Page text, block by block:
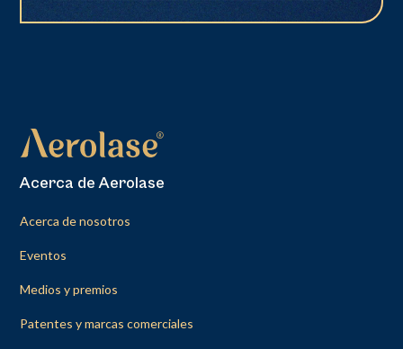
Acerca de Aerolase
Acerca de nosotros
Eventos
Medios y premios
Patentes y marcas comerciales